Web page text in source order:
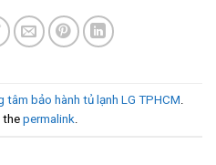
tâm bảo hành tủ lạnh LG TPHCM
the permalink